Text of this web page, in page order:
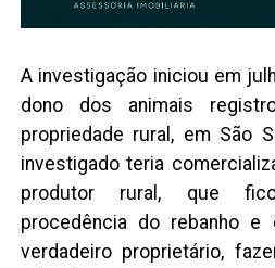
A investigação iniciou em
dono dos animais
propriedade rural, em São
investigado teria
produtor rural, que
procedência do rebanho e
verdadeiro proprietário,